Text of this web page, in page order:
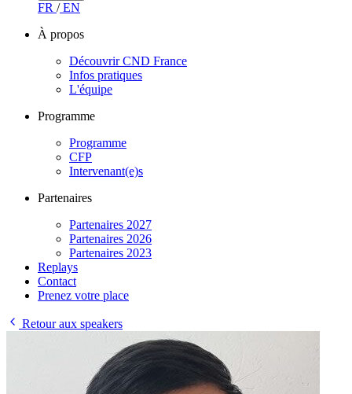
FR /EN
À propos
Découvrir CND France
Infos pratiques
L'équipe
Programme
Programme
CFP
Intervenant(e)s
Partenaires
Partenaires 2027
Partenaires 2026
Partenaires 2023
Replays
Contact
Prenez votre place
Retour aux speakers